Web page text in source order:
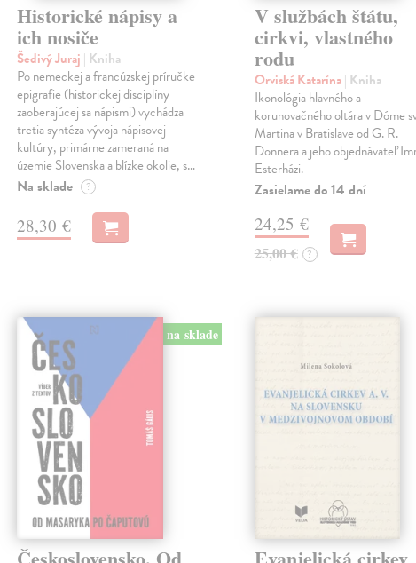
Historické nápisy a
ich nosiče
Šedivý Juraj | Kniha
Po nemeckej a francúzskej príručke
epigrafie (historickej disciplíny
zaoberajúcej sa nápismi) vychádza
tretia syntéza vývoja nápisovej
kultúry, primárne zameraná na
územie Slovenska a blízke okolie, s…
Na sklade ?
28,30 €
V službách štátu,
cirkvi, vlastného
rodu
Orviská Katarína| Kniha
Ikonológia hlavného a
korunovačného oltára v Dóme
Martina v Bratislave od G. R.
Donnera a jeho objednávateľ
Esterházi.
Zasielame do 14 dní
24,25 €
25,00 € ?
na sklade